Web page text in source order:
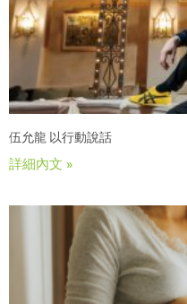
伍允龍 以行動說話
詳細內文 »